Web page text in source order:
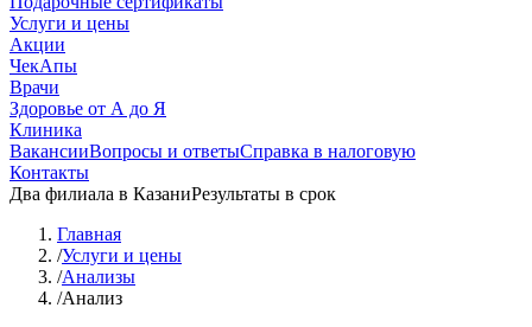
Услуги и цены
Акции
ЧекАпы
Врачи
Здоровье от А до Я
Клиника
ВакансииВопросы и ответыСправка в налоговую
Контакты
Два филиала в КазаниРезультаты в срок
Главная
/Услуги и цены
/Анализы
/Анализ